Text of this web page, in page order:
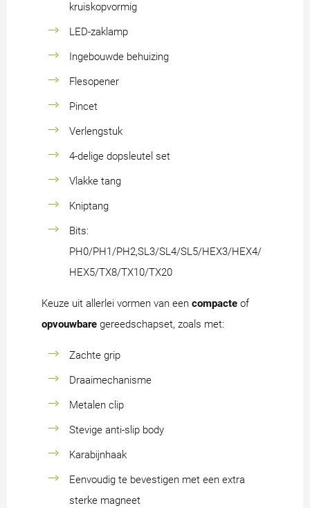
kruiskopvormig
LED-zaklamp
Ingebouwde behuizing
Flesopener
Pincet
Verlengstuk
4-delige dopsleutel set
Vlakke tang
Kniptang
Bits:
PH0/PH1/PH2,SL3/SL4/SL5/HEX3/HEX4/
HEX5/TX8/TX10/TX20
Keuze uit allerlei vormen van een compacte of
opvouwbare gereedschapset, zoals met:
Zachte grip
Draaimechanisme
Metalen clip
Stevige anti-slip body
Karabijnhaak
Eenvoudig te bevestigen met een extra
sterke magneet